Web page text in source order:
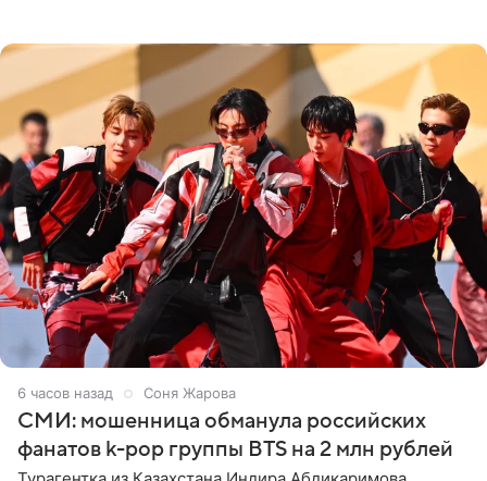
6 часов назад Соня Жарова
СМИ: мошенница обманула российских
фанатов k-pop группы BTS на 2 млн рублей